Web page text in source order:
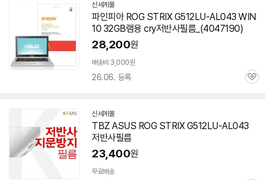
신세계몰
파인피아 ROG STRIX G512LU-AL043 WIN
10 32GB램용 cry저반사필름_(4047190)
28,200원
배송비 3,000원
26.06. 등록
관
신세계몰
TBZ ASUS ROG STRIX G512LU-AL043
저반사필름
23,400원
무료배송